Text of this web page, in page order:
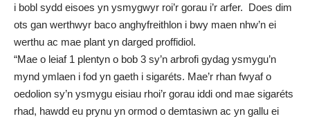
i bobl sydd eisoes yn ysmygwyr roi’r gorau i’r arfer. Does dim
ots gan werthwyr baco anghyfreithlon i bwy maen nhw’n ei
werthu ac mae plant yn darged proffidiol.
“Mae o leiaf 1 plentyn o bob 3 sy’n arbrofi gydag ysmygu’n
mynd ymlaen i fod yn gaeth i sigaréts. Mae’r rhan fwyaf o
oedolion sy’n ysmygu eisiau rhoi’r gorau iddi ond mae sigaréts
rhad, hawdd eu prynu yn ormod o demtasiwn ac yn gallu ei